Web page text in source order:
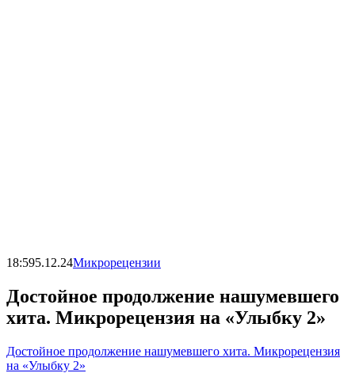
18:595.12.24Микрорецензии
Достойное продолжение нашумевшего
хита. Микрорецензия на «Улыбку 2»
Достойное продолжение нашумевшего хита. Микрорецензия
на «Улыбку 2»